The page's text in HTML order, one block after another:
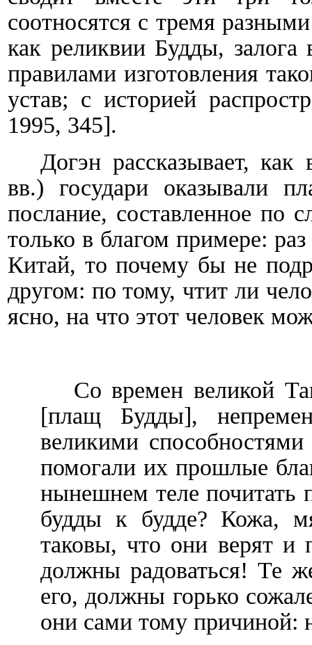
соотносятся с тремя
как реликвии Будды, залога
правилами изготовления
устав; с историей
1995, 345].
Догэн рассказывает,
вв.) государи оказывали
послание, составленное по
только в благом примере:
Китай, то почему бы не
другом: по тому, чтит ли
ясно, на что этот человек
Со времен великой
[плащ Будды],
великими
помогали их прошлые
нынешнем теле почитать
будды к будде? Кожа,
таковы, что они верят
должны радоваться! Те
его, должны горько
они сами тому причиной: